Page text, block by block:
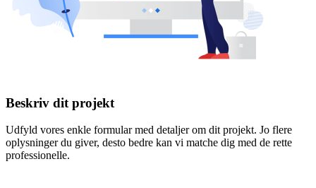
Beskriv dit projekt
Udfyld vores enkle formular med detaljer om dit projekt. Jo flere
oplysninger du giver, desto bedre kan vi matche dig med de rette
professionelle.